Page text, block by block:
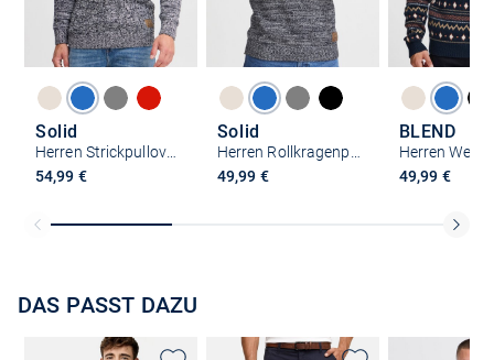
Solid
Herren Strickpullover - SDPhilemon
54,99 €
Solid
49,99 €
BLEND
49,99 €
DAS PASST DAZU